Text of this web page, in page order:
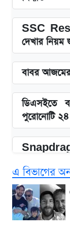
SSC
দেখার নিয়ম
বাবর
ডিএসইতে
পুরোনোটি ২৪
SSC
ফল
এ বিভাগের